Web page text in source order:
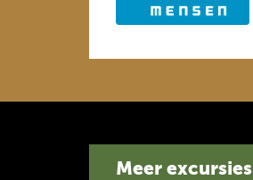
Meer excursies